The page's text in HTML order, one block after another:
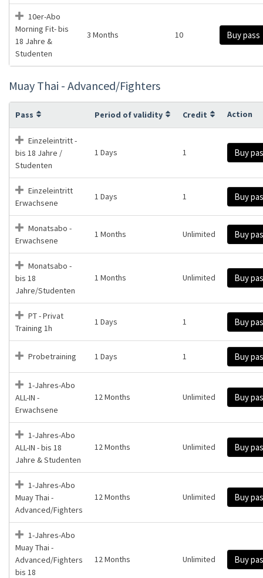
10er-Abo
Morning Fit- bis
18 Jahre &
Studenten
3 Months 10 Buy pass
Muay Thai - Advanced/Fighters
Pass Period of validity Credit Action
Einzeleintritt -
bis 18 Jahre /
Studenten
1 Days 1 Buy
Einzeleintritt
Erwachsene
1 Days 1 Buy
Monatsabo -
Erwachsene
1 Months Unlimited Buy
Monatsabo -
bis 18
Jahre/Studenten
1 Months Unlimited Buy
PT - Privat
Training 1h
1 Days 1 Buy
Probetraining 1 Days 1 Buy
1-Jahres-Abo
ALL-IN -
Erwachsene
12 Months Unlimited Buy
1-Jahres-Abo
ALL-IN - bis 18
Jahre & Studenten
12 Months Unlimited Buy
1-Jahres-Abo
Muay Thai -
Advanced/Fighters
12 Months Unlimited Buy
1-Jahres-Abo
Muay Thai -
Advanced/Fighters
bis 18
12 Months Unlimited Buy